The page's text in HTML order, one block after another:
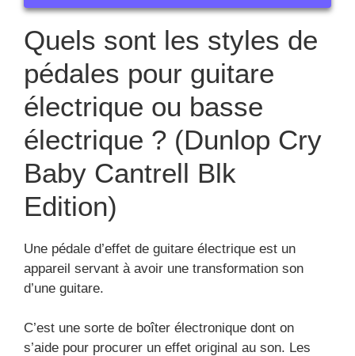
Quels sont les styles de
pédales pour guitare
électrique ou basse
électrique ? (Dunlop Cry
Baby Cantrell Blk
Edition)
Une pédale d’effet de guitare électrique est un
appareil servant à avoir une transformation son
d’une guitare.
C’est une sorte de boîter électronique dont on
s’aide pour procurer un effet original au son. Les